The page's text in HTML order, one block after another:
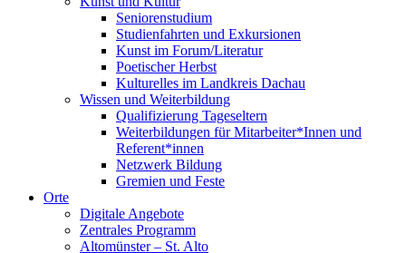
Seniorenstudium
Studienfahrten und Exkursionen
Kunst im Forum/Literatur
Poetischer Herbst
Kulturelles im Landkreis Dachau
Wissen und Weiterbildung
Qualifizierung Tageseltern
Weiterbildungen für Mitarbeiter*Innen und
Referent*innen
Netzwerk Bildung
Gremien und Feste
Orte
Digitale Angebote
Zentrales Programm
Altomünster – St. Alto